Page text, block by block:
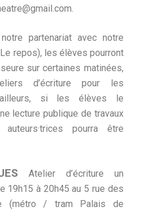
partenariat avec notre
Le repos), les élèves pourront
sur certaines matinées,
d’écriture pour les
ailleurs, si les élèves le
lecture publique de travaux
pourra être
Atelier d’écriture un
19h15 à 20h45 au 5 rue des
(métro / tram Palais de